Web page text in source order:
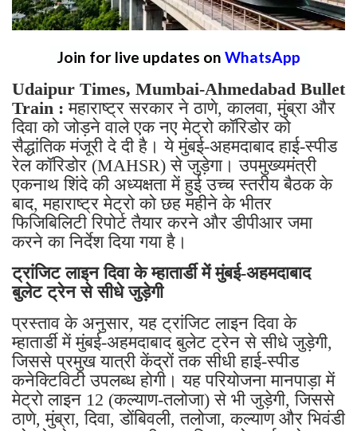
Join for live updates on WhatsApp
Udaipur Times, Mumbai-Ahmedabad Bullet
Train : महाराष्ट्र सरकार ने ठाणे, कालवा, मुंब्रा और
दिवा को जोड़ने वाले एक नए मेट्रो कॉरिडोर को
सैद्धांतिक मंजूरी दे दी है। ये मुंबई-अहमदाबाद हाई-स्पीड
रेल कॉरिडोर (MAHSR) से जुड़ेगा। उपमुख्यमंत्री
एकनाथ शिंदे की अध्यक्षता में हुई उच्च स्तरीय बैठक के
बाद, महाराष्ट्र मेट्रो को छह महीने के भीतर
फिजिबिलिटी रिपोर्ट तैयार करने और डीपीआर जमा
करने का निर्देश दिया गया है।
ट्रांजिट लाइन दिवा के म्हातार्डी में मुंबई-अहमदाबाद
बुलेट ट्रेन से सीधे जुड़ेगी
प्रस्ताव के अनुसार, यह ट्रांजिट लाइन दिवा के
म्हातार्डी में मुंबई-अहमदाबाद बुलेट ट्रेन से सीधे जुड़ेगी,
जिससे प्रमुख यात्री केंद्रों तक सीधी हाई-स्पीड
कनेक्टिविटी उपलब्ध होगी। यह परियोजना मानपाड़ा में
मेट्रो लाइन 12 (कल्याण-तलोजा) से भी जुड़ेगी, जिससे
ठाणे, मुंब्रा, दिवा, डोंबिवली, तलोजा, कल्याण और भिवंडी